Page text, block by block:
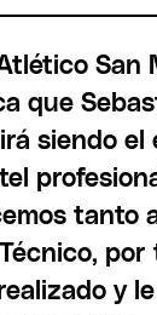
San
que
siendo el
tanto
por
y le